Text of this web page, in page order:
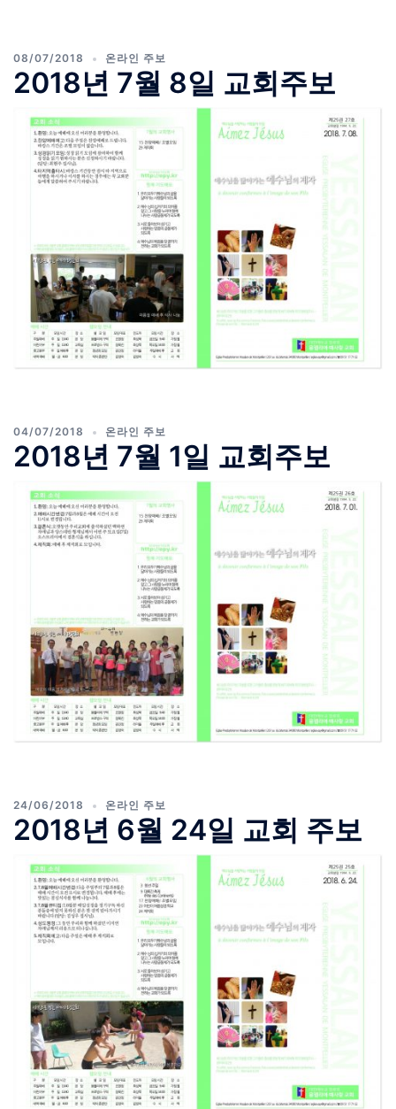
08/07/2018 온라인 주보
2018년 7월 8일 교회주보
04/07/2018 온라인 주보
2018년 7월 1일 교회주보
24/06/2018 온라인 주보
2018년 6월 24일 교회 주보